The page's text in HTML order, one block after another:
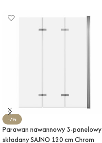
-7%
Parawan nawannowy 3-panelowy
składany SAJNO 120 cm Chrom